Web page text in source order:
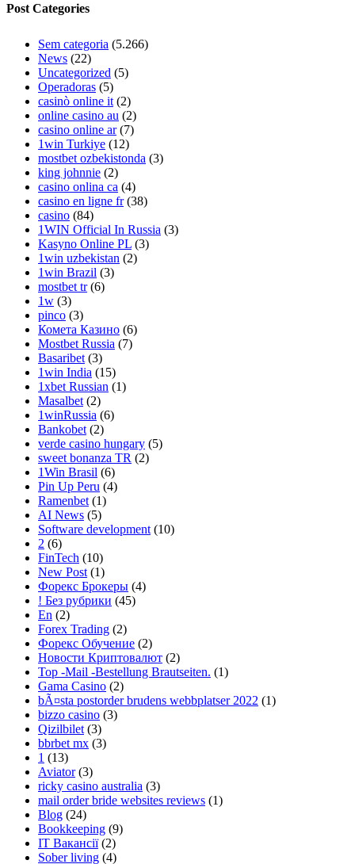
Post Categories
Sem categoria (5.266)
News (22)
Uncategorized (5)
Operadoras (5)
casinò online it (2)
online casino au (2)
casino online ar(7)
1win Turkiye (12)
mostbet ozbekistonda (3)
king johnnie (2)
casino onlina ca (4)
casino en ligne fr(38)
casino (84)
1WIN Official In Russia (3)
Kasyno Online PL (3)
1win uzbekistan (2)
1win Brazil (3)
mostbet tr(6)
1w (3)
pinco (3)
Комета Казино (6)
Mostbet Russia (7)
Basaribet (3)
1win India (15)
1xbet Russian (1)
Masalbet (2)
1winRussia (6)
Bankobet (2)
verde casino hungary (5)
sweet bonanza TR (2)
1Win Brasil (6)
Pin Up Peru (4)
Ramenbet (1)
AI News (5)
Software development (10)
2 (6)
FinTech (10)
New Post (1)
Форекс Брокеры (4)
! Без рубрики (45)
En (2)
Forex Trading (2)
Форекс Обучение (2)
Новости Криптовалют (2)
Top -Mail -Bestellung Brautseiten. (1)
Gama Casino (2)
bÃ¤sta postorder brudens webbplatser 2022 (1)
bizzo casino (3)
Qizilbilet (3)
bbrbet mx (3)
1 (13)
Aviator(3)
ricky casino australia (3)
mail order bride websites reviews (1)
Blog (24)
Bookkeeping (9)
IT Вакансії(2)
Sober living (4)